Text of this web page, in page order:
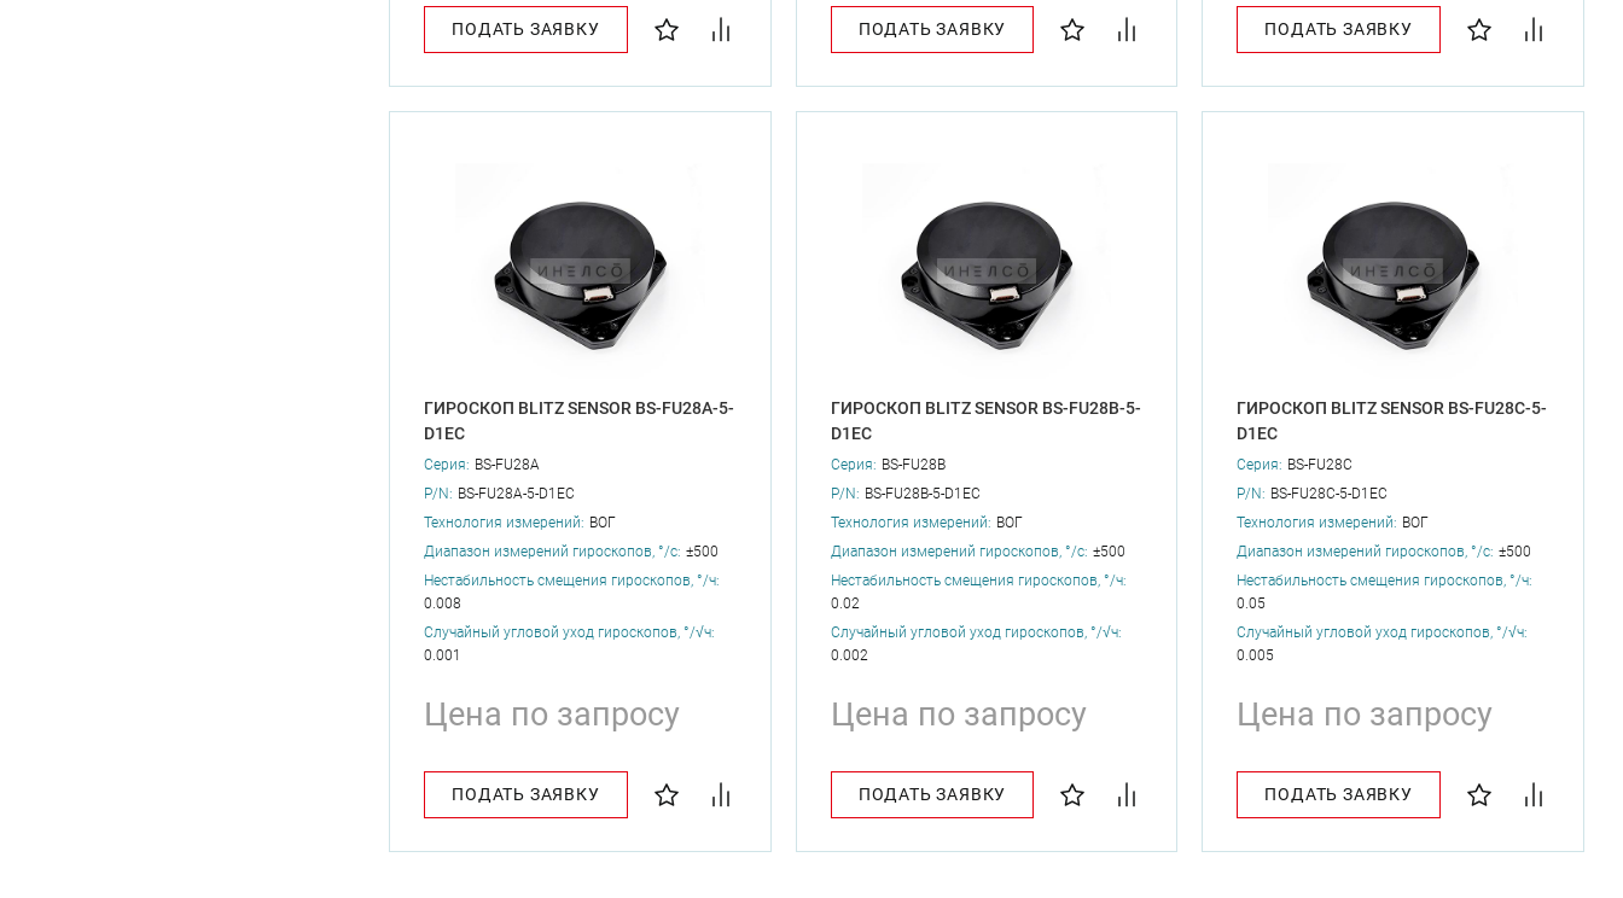
ПОДАТЬ ЗАЯВКУ ПОДАТЬ ЗАЯВКУ ПОДАТЬ ЗАЯВКУ
ГИРОСКОП BLITZ SENSOR BS-FU28A-5-
D1EC
Серия: BS-FU28A
P/N: BS-FU28A-5-D1EC
Технология измерений: ВОГ
Диапазон измерений гироскопов, °/с: ±500
Нестабильность смещения гироскопов, °/ч:
0.008
Случайный угловой уход гироскопов, °/√ч:
0.001
Цена по запросу
ПОДАТЬ ЗАЯВКУ
ГИРОСКОП BLITZ SENSOR BS-FU28B-5-
D1EC
Серия: BS-FU28B
P/N: BS-FU28B-5-D1EC
Технология измерений: ВОГ
Диапазон измерений гироскопов, °/с: ±500
Нестабильность смещения гироскопов, °/ч:
0.02
Случайный угловой уход гироскопов, °/√ч:
0.002
Цена по запросу
ПОДАТЬ ЗАЯВКУ
ГИРОСКОП BLITZ SENSOR BS-FU28C-5-
D1EC
Серия: BS-FU28C
P/N: BS-FU28C-5-D1EC
Технология измерений: ВОГ
Диапазон измерений гироскопов, °/с: ±500
Нестабильность смещения гироскопов, °/ч:
0.05
Случайный угловой уход гироскопов, °/√ч:
0.005
Цена по запросу
ПОДАТЬ ЗАЯВКУ